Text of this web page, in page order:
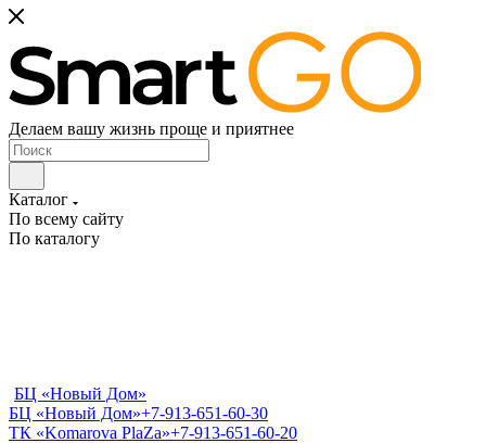
Делаем вашу жизнь проще и приятнее
Каталог
По всему сайту
По каталогу
БЦ «Новый Дом»
БЦ «Новый Дом»+7-913-651-60-30
ТК «Komarova PlaZa»+7-913-651-60-20